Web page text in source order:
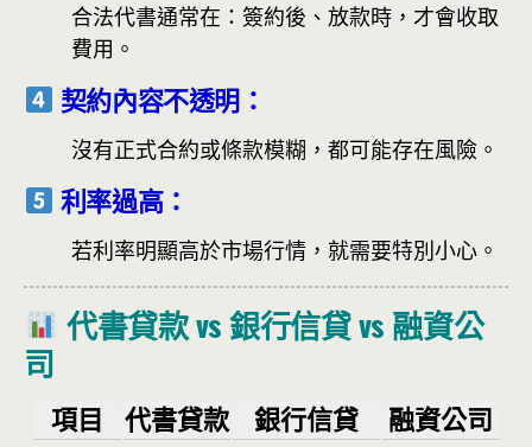
合法代書通常在： 簽約後、 放款時， 才會收取
費用。
契約內容不透明：
沒有正式合約或條款模糊，都可能存在風險。
利率過高：
若利率明顯高於市場行情，就需要特別小心。
代書貸款 vs 銀行信貸 vs 融資公
司
項目 代書貸款 銀行信貸 融資公司